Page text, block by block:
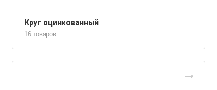
Круг оцинкованный
16 товаров